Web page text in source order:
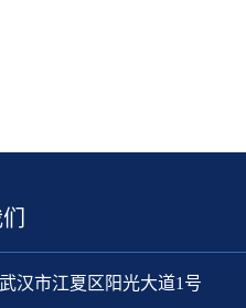
汉市江夏区阳光大道1号